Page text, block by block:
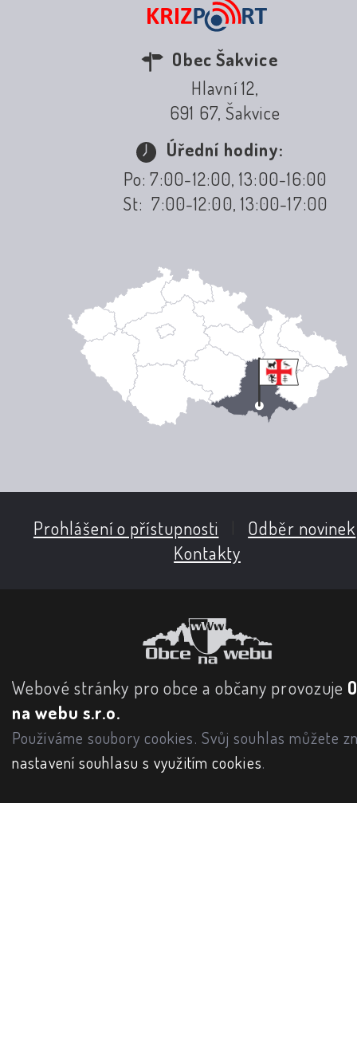
Obec Šakvice
Hlavní 12,
691 67, Šakvice
Úřední hodiny:
Po: 7:00-12:00, 13:00-16:00
St: 7:00-12:00, 13:00-17:00
Prohlášení o přístupnosti Odběr novinek
Kontakty
Webové stránky pro obce a občany provozuje
na webu s.r.o.
Používáme soubory cookies. Svůj souhlas můžete
nastavení souhlasu s využitím cookies.